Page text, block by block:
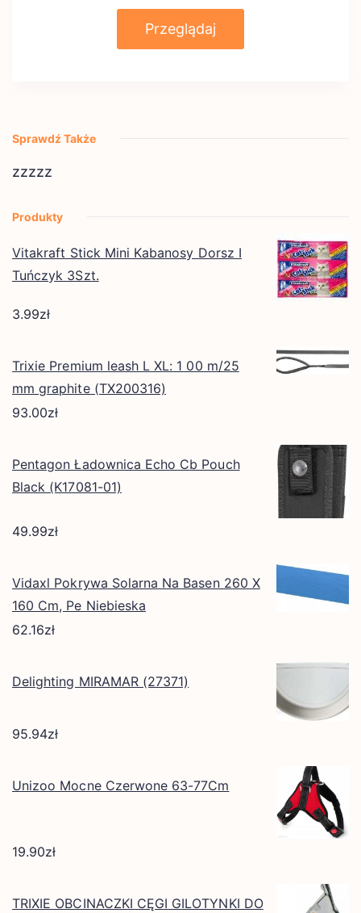
Przeglądaj
Sprawdź Także
zzzzz
Produkty
Vitakraft Stick Mini Kabanosy Dorsz I
Tuńczyk 3Szt.
3.99zł
Trixie Premium leash L XL: 1 00 m/25
mm graphite (TX200316)
93.00zł
Pentagon Ładownica Echo Cb Pouch
Black (K17081-01)
49.99zł
Vidaxl Pokrywa Solarna Na Basen 260 X
160 Cm, Pe Niebieska
62.16zł
Delighting MIRAMAR (27371)
95.94zł
Unizoo Mocne Czerwone 63-77Cm
19.90zł
TRIXIE OBCINACZKI CĘGI GILOTYNKI DO